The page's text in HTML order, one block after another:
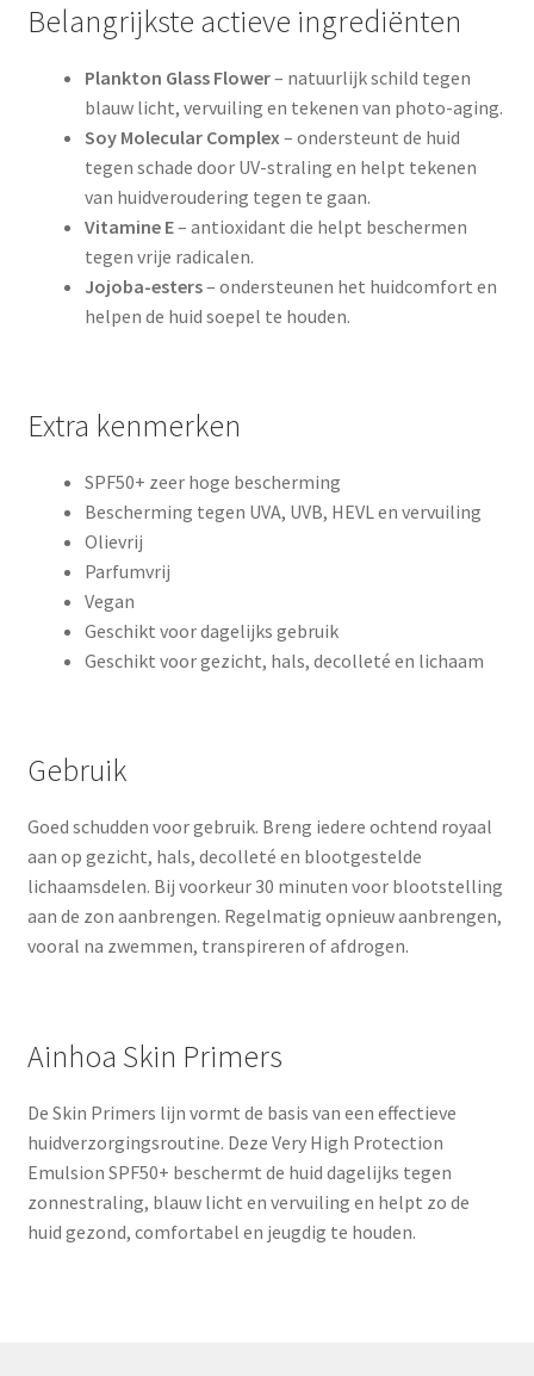
Belangrijkste actieve ingrediënten
Plankton Glass Flower– natuurlijk schild tegen
blauw licht, vervuiling en tekenen van photo-aging.
Soy Molecular Complex – ondersteunt de huid
tegen schade door UV-straling en helpt tekenen
van huidveroudering tegen te gaan.
Vitamine E– antioxidant die helpt beschermen
tegen vrije radicalen.
Jojoba-esters– ondersteunen het huidcomfort en
helpen de huid soepel te houden.
Extra kenmerken
SPF50+ zeer hoge bescherming
Bescherming tegen UVA, UVB, HEVL en vervuiling
Olievrij
Parfumvrij
Vegan
Geschikt voor dagelijks gebruik
Geschikt voor gezicht, hals, decolleté en lichaam
Gebruik
Goed schudden voor gebruik. Breng iedere ochtend royaal
aan op gezicht, hals, decolleté en blootgestelde
lichaamsdelen. Bij voorkeur 30 minuten voor blootstelling
aan de zon aanbrengen. Regelmatig opnieuw aanbrengen,
vooral na zwemmen, transpireren of afdrogen.
Ainhoa Skin Primers
De Skin Primers lijn vormt de basis van een effectieve
huidverzorgingsroutine. Deze Very High Protection
Emulsion SPF50+ beschermt de huid dagelijks tegen
zonnestraling, blauw licht en vervuiling en helpt zo de
huid gezond, comfortabel en jeugdig te houden.